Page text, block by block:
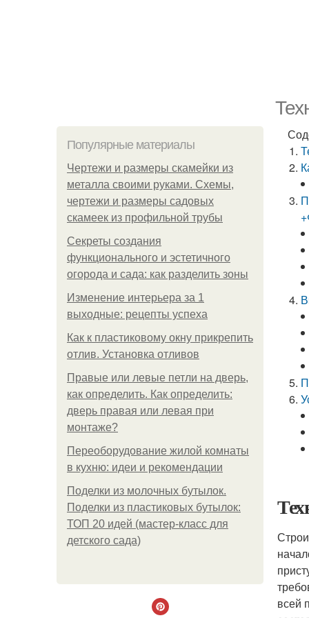
Популярные материалы
Чертежи и размеры скамейки из
металла своими руками. Схемы,
чертежи и размеры садовых
скамеек из профильной трубы
Секреты создания
функционального и эстетичного
огорода и сада: как разделить зоны
Изменение интерьера за 1
выходные: рецепты успеха
Как к пластиковому окну прикрепить
отлив. Установка отливов
Правые или левые петли на дверь,
как определить. Как определить:
дверь правая или левая при
монтаже?
Переоборудование жилой комнаты
в кухню: идеи и рекомендации
Поделки из молочных бутылок.
Поделки из пластиковых бутылок:
ТОП 20 идей (мастер-класс для
детского сада)
всей